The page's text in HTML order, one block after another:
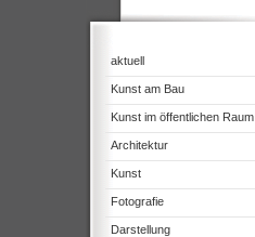
aktuell
Kunst am Bau
Kunst im öffentlichen Raum
Architektur
Kunst
Fotografie
Darstellung